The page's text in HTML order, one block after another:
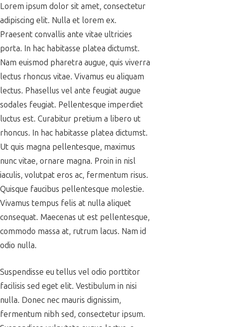
Lorem ipsum dolor sit amet, consectetur
adipiscing elit. Nulla et lorem ex.
Praesent convallis ante vitae ultricies
porta. In hac habitasse platea dictumst.
Nam euismod pharetra augue, quis viverra
lectus rhoncus vitae. Vivamus eu aliquam
lectus. Phasellus vel ante feugiat augue
sodales feugiat. Pellentesque imperdiet
luctus est. Curabitur pretium a libero ut
rhoncus. In hac habitasse platea dictumst.
Ut quis magna pellentesque, maximus
nunc vitae, ornare magna. Proin in nisl
iaculis, volutpat eros ac, fermentum risus.
Quisque faucibus pellentesque molestie.
Vivamus tempus felis at nulla aliquet
consequat. Maecenas ut est pellentesque,
commodo massa at, rutrum lacus. Nam id
odio nulla.
Suspendisse eu tellus vel odio porttitor
facilisis sed eget elit. Vestibulum in nisi
nulla. Donec nec mauris dignissim,
fermentum nibh sed, consectetur ipsum.